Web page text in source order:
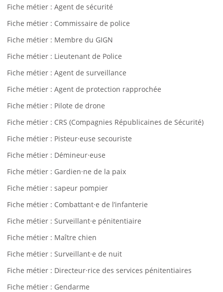
Fiche métier : Agent de sécurité
Fiche métier : Commissaire de police
Fiche métier : Membre du GIGN
Fiche métier : Lieutenant de Police
Fiche métier : Agent de surveillance
Fiche métier : Agent de protection rapprochée
Fiche métier : Pilote de drone
Fiche métier : CRS (Compagnies Républicaines de Sécurité)
Fiche métier : Pisteur·euse secouriste
Fiche métier : Démineur·euse
Fiche métier : Gardien·ne de la paix
Fiche métier : sapeur pompier
Fiche métier : Combattant·e de l’infanterie
Fiche métier : Surveillant·e pénitentiaire
Fiche métier : Maître chien
Fiche métier : Surveillant·e de nuit
Fiche métier : Directeur·rice des services pénitentiaires
Fiche métier : Gendarme